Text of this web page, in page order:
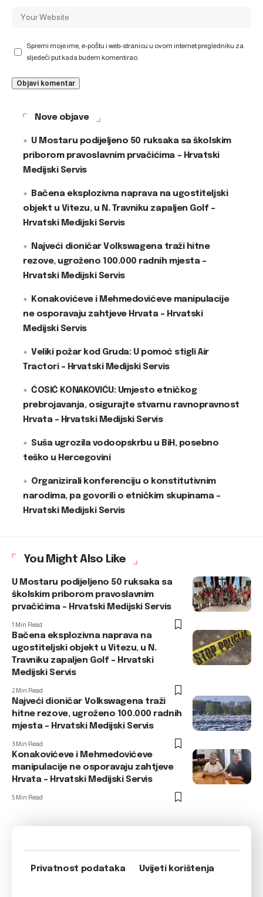
Spremi moje ime, e-poštu i web-stranicu u ovom internet pregledniku za
sljedeći put kada budem komentirao.
Nove objave
U Mostaru podijeljeno 50 ruksaka sa školskim
priborom pravoslavnim prvačićima – Hrvatski
Medijski Servis
Bačena eksplozivna naprava na ugostiteljski
objekt u Vitezu, u N. Travniku zapaljen Golf –
Hrvatski Medijski Servis
Najveći dioničar Volkswagena traži hitne
rezove, ugroženo 100.000 radnih mjesta –
Hrvatski Medijski Servis
Konakovićeve i Mehmedovićeve manipulacije
ne osporavaju zahtjeve Hrvata – Hrvatski
Medijski Servis
Veliki požar kod Gruda: U pomoć stigli Air
Tractori – Hrvatski Medijski Servis
ĆOSIĆ KONAKOVIĆU: Umjesto etničkog
prebrojavanja, osigurajte stvarnu ravnopravnost
Hrvata – Hrvatski Medijski Servis
Suša ugrozila vodoopskrbu u BiH, posebno
teško u Hercegovini
Organizirali konferenciju o konstitutivnim
narodima, pa govorili o etničkim skupinama –
Hrvatski Medijski Servis
You Might Also Like
U Mostaru podijeljeno 50 ruksaka sa
školskim priborom pravoslavnim
prvačićima – Hrvatski Medijski Servis
1 Min Read
Bačena eksplozivna naprava na
ugostiteljski objekt u Vitezu, u N.
Travniku zapaljen Golf – Hrvatski
Medijski Servis
2 Min Read
Najveći dioničar Volkswagena traži
hitne rezove, ugroženo 100.000 radnih
mjesta – Hrvatski Medijski Servis
3 Min Read
Konakovićeve i Mehmedovićeve
manipulacije ne osporavaju zahtjeve
Hrvata – Hrvatski Medijski Servis
5 Min Read
Privatnost podataka Uvijeti korištenja